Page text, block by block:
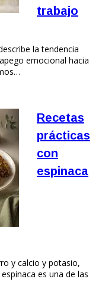
trabajo
la tendencia
emocional hacia
Recetas
prácticas
con
espinaca
y calcio y potasio,
es una de las